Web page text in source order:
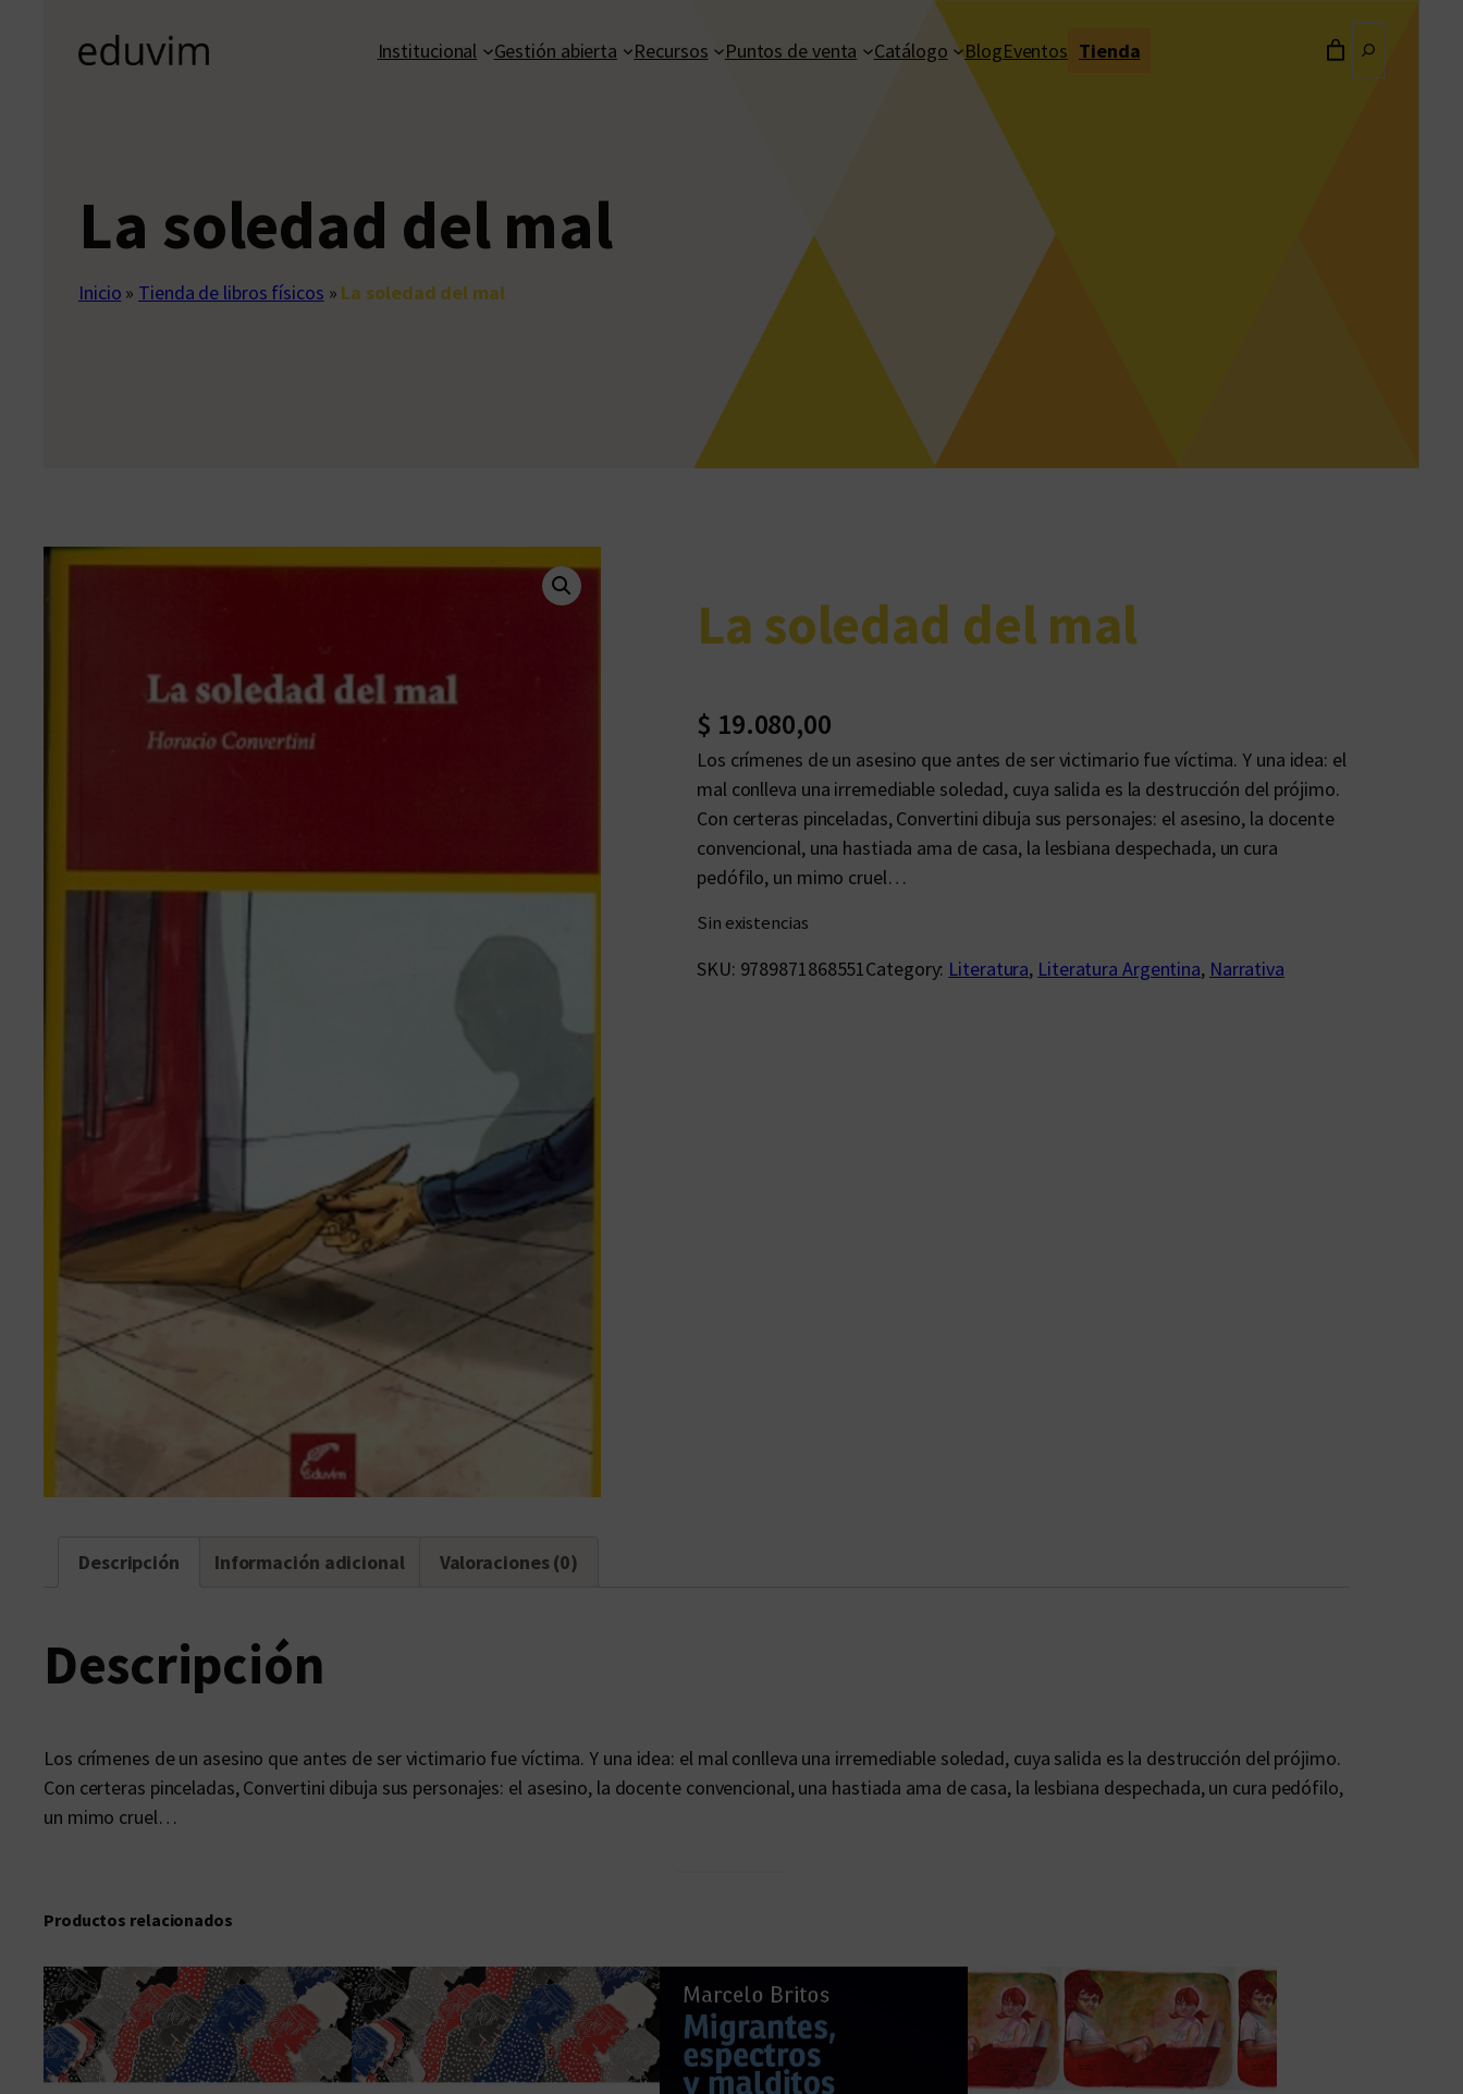
Institucional Gestión abierta Recursos Puntos de venta Catálogo BlogEventos Tienda
La soledad del mal
Inicio » Tienda de libros físicos » La soledad del mal
La soledad del mal
$ 19.080,00
Los crímenes de un asesino que antes de ser victimario fue víctima. Y una idea: el
mal conlleva una irremediable soledad, cuya salida es la destrucción del prójimo.
Con certeras pinceladas, Convertini dibuja sus personajes: el asesino, la docente
convencional, una hastiada ama de casa, la lesbiana despechada, un cura
pedófilo, un mimo cruel…
Sin existencias
SKU: 9789871868551Category: Literatura, Literatura Argentina, Narrativa
Descripción Información adicional Valoraciones (0)
Descripción
Los crímenes de un asesino que antes de ser victimario fue víctima. Y una idea: el mal conlleva una irremediable soledad, cuya salida es la destrucción del prójimo.
Con certeras pinceladas, Convertini dibuja sus personajes: el asesino, la docente convencional, una hastiada ama de casa, la lesbiana despechada, un cura pedófilo,
un mimo cruel…
Productos relacionados